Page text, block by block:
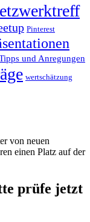
Pinterest
und Anregungen
wertschätzung
von neuen
einen Platz auf der
prüfe jetzt